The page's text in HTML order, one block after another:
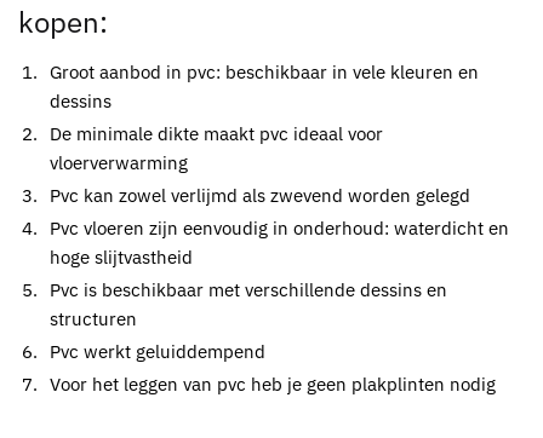
kopen:
Groot aanbod in pvc: beschikbaar in vele kleuren en
dessins
De minimale dikte maakt pvc ideaal voor
vloerverwarming
Pvc kan zowel verlijmd als zwevend worden gelegd
Pvc vloeren zijn eenvoudig in onderhoud: waterdicht en
hoge slijtvastheid
Pvc is beschikbaar met verschillende dessins en
structuren
Pvc werkt geluiddempend
Voor het leggen van pvc heb je geen plakplinten nodig